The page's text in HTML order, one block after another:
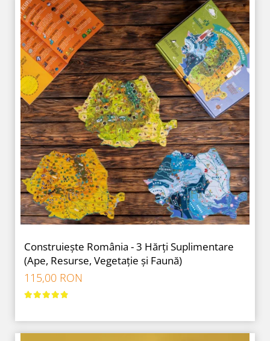
Construiește România - 3 Hărți Suplimentare
(Ape, Resurse, Vegetație și Faună)
115,00 RON